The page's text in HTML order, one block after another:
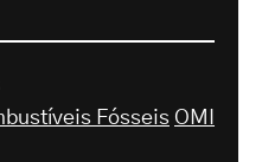
Fósseis OMI